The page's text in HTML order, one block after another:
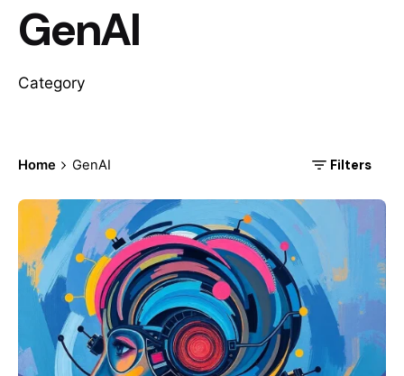
GenAI
Category
Home GenAI Filters